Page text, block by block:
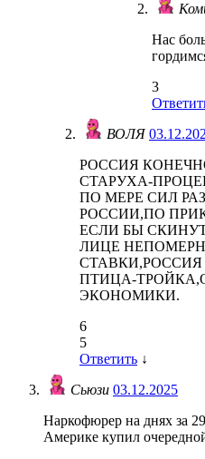
Нас
3
ВОЛЯ
РОССИЯ
СТАРУХА-
ПО МЕРЕ СИЛ
РОССИИ,ПО
ЕСЛИ БЫ
ЛИЦЕ
ПТИЦА-
ЭКОНОМИКИ.
6
5
Ответить ↓
Сьюзи 03.12.2025
Наркофюрер на днях за
Америке купил